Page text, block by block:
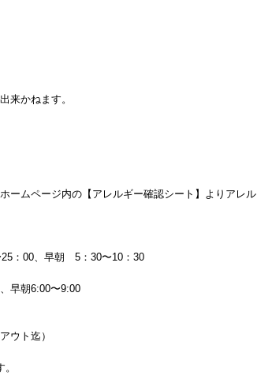
来かねます。
ームページ内の【アレルギー確認シート】よりアレ
：00、早朝 5：30〜10：30
早朝6:00〜9:00
ウト迄）